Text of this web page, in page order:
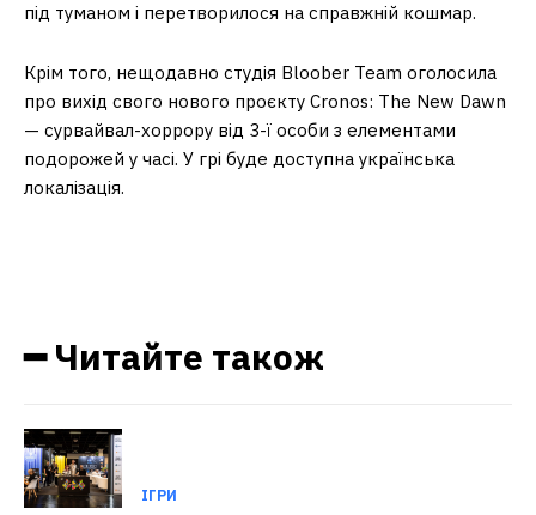
під туманом і перетворилося на справжній кошмар.
Крім того, нещодавно студія Bloober Team оголосила
про вихід свого нового проєкту Cronos: The New Dawn
— сурвайвал-хоррору від 3-ї особи з елементами
подорожей у часі. У грі буде доступна українська
локалізація.
━ Читайте також
ІГРИ